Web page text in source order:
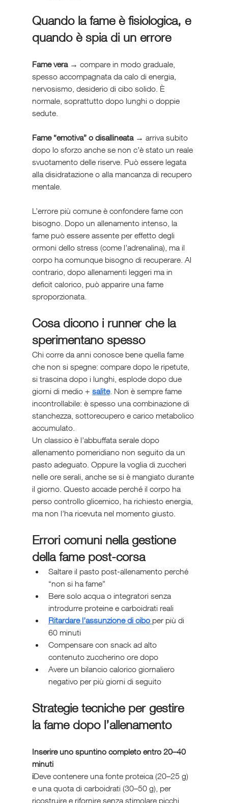
Quando la fame è fisiologica, e
quando è spia di un errore
Fame vera → compare in modo graduale,
spesso accompagnata da calo di energia,
nervosismo, desiderio di cibo solido. È
normale, soprattutto dopo lunghi o doppie
sedute.
Fame “emotiva” o disallineata → arriva subito
dopo lo sforzo anche se non c’è stato un reale
svuotamento delle riserve. Può essere legata
alla disidratazione o alla mancanza di recupero
mentale.
L’errore più comune è confondere fame con
bisogno. Dopo un allenamento intenso, la
fame può essere assente per effetto degli
ormoni dello stress (come l’adrenalina), ma il
corpo ha comunque bisogno di recuperare. Al
contrario, dopo allenamenti leggeri ma in
deficit calorico, può apparire una fame
sproporzionata.
Cosa dicono i runner che la
sperimentano spesso
Chi corre da anni conosce bene quella fame
che non si spegne: compare dopo le ripetute,
si trascina dopo i lunghi, esplode dopo due
giorni di medio + salite. Non è sempre fame
incontrollabile: è spesso una combinazione di
stanchezza, sottorecupero e carico metabolico
accumulato.
Un classico è l’abbuffata serale dopo
allenamento pomeridiano non seguito da un
pasto adeguato. Oppure la voglia di zuccheri
nelle ore serali, anche se si è mangiato durante
il giorno. Questo accade perché il corpo ha
perso controllo glicemico, ha richiesto energia,
ma non l’ha ricevuta nel momento giusto.
Errori comuni nella gestione
della fame post-corsa
Saltare il pasto post-allenamento perché
“non si ha fame”
Bere solo acqua o integratori senza
introdurre proteine e carboidrati reali
Ritardare l’assunzione di cibo per più di
60 minuti
Compensare con snack ad alto
contenuto zuccherino ore dopo
Avere un bilancio calorico giornaliero
negativo per più giorni di seguito
Strategie tecniche per gestire
la fame dopo l’allenamento
Inserire uno spuntino completo entro 20–40
minuti
iDeve contenere una fonte proteica (20–25 g)
e una quota di carboidrati (30–50 g), per
ricostruire e rifornire senza stimolare picchi